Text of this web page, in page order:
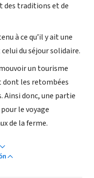
des traditions et de
à ce qu’il y ait une
du séjour solidaire.
un tourisme
les retombées
donc, une partie
le voyage
de la ferme.